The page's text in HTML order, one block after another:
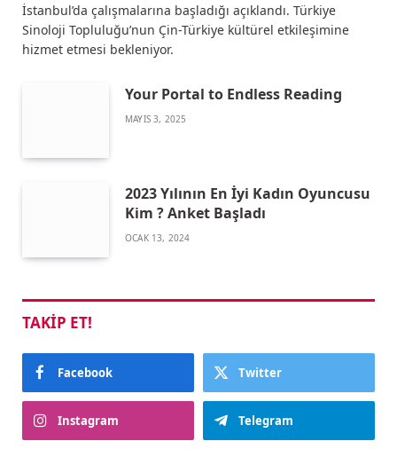
İstanbul’da çalışmalarına başladığı açıklandı. Türkiye
Sinoloji Topluluğu’nun Çin-Türkiye kültürel etkileşimine
hizmet etmesi bekleniyor.
Your Portal to Endless Reading
MAYIS 3, 2025
2023 Yılının En İyi Kadın Oyuncusu
Kim ? Anket Başladı
OCAK 13, 2024
TAKIP ET!
Facebook Twitter
Instagram Telegram